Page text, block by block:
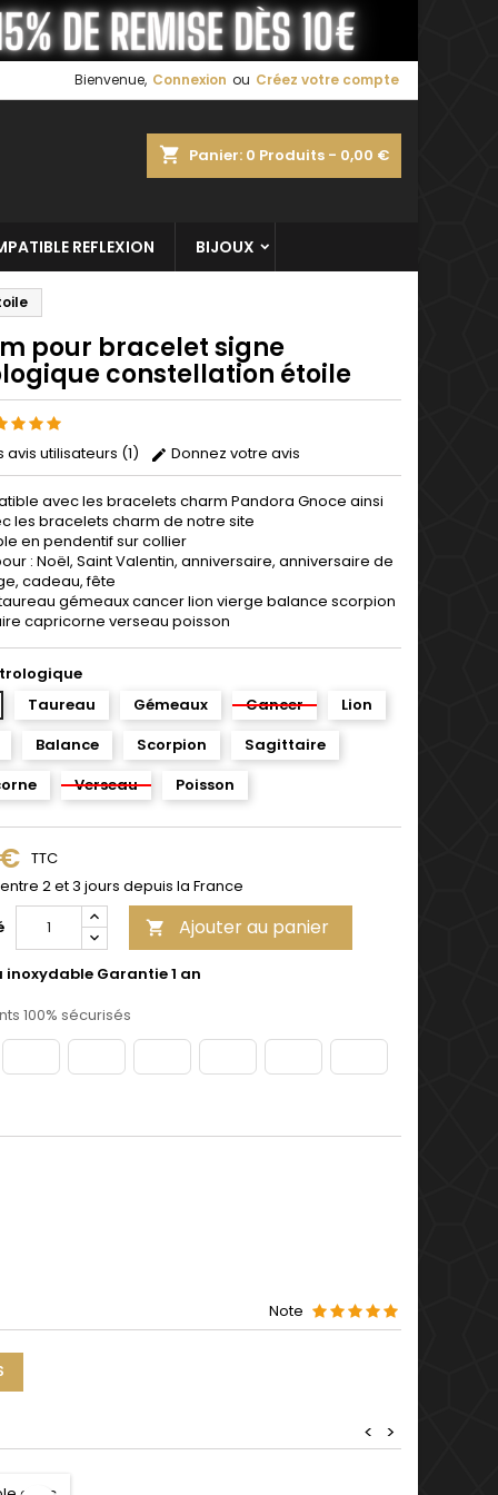
Bienvenue, Connexion ou Créez votre compte
shopping_cart Panier: 0 Produits - 0,00 €
REFLEXION BIJOUX
pour bracelet signe
constellation étoile
avis utilisateurs (1)
Donnez votre avis
avec les bracelets charm Pandora Gnoce ainsi
les bracelets charm de notre site
en pendentif sur collier
: Noël, Saint Valentin, anniversaire, anniversaire de
cadeau, fête
gémeaux cancer lion vierge balance scorpion
capricorne verseau poisson
Taureau Gémeaux Cancer
Lion
Balance Scorpion
Sagittaire
Verseau Poisson
TTC
2 et 3 jours depuis la France
 Ajouter au panier
inoxydable Garantie 1 an
100% sécurisés
Note
>
<